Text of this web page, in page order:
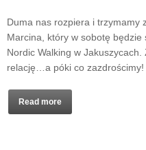
Duma nas rozpiera i trzymamy
Marcina, który w sobotę będzie
Nordic Walking w
relację…a póki co zazdrościmy!
Read more